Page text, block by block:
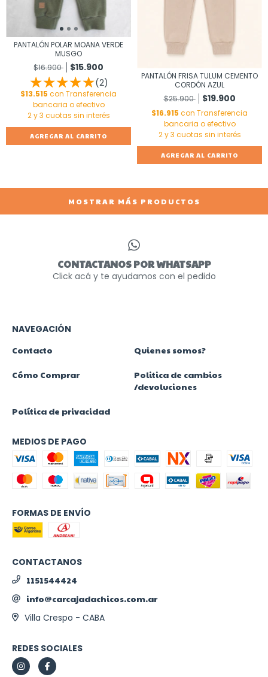
PANTALÓN POLAR MOANA VERDE
MUSGO
$16.900
$15.900
(2)
$13.515 con Transferencia
bancaria o efectivo
AGREGAR AL CARRITO
PANTALÓN FRISA TULUM CEMENTO
CORDÓN AZUL
$25.900
$19.900
$16.915 con Transferencia
bancaria o efectivo
AGREGAR AL CARRITO
MOSTRAR MÁS PRODUCTOS
CONTACTANOS POR WHATSAPP
Click acá y te ayudamos con el pedido
NAVEGACIÓN
Contacto
Quienes somos?
Cómo Comprar
Politica de cambios
/devoluciones
Política de privacidad
MEDIOS DE PAGO
FORMAS DE ENVÍO
CONTACTANOS
1151544424
info@carcajadachicos.com.ar
Villa Crespo - CABA
REDES SOCIALES